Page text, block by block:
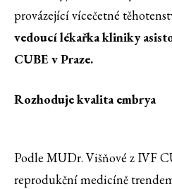
provázející vícečetné
vedoucí lékařka kliniky
CUBE v Praze.
Rozhoduje kvalita embrya
Podle MUDr. Višňové z IVF
reprodukční medicíně